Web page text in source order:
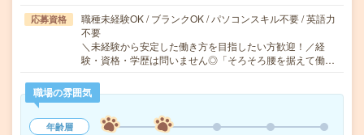
応募資格
職種未経験OK / ブランクOK / パソコンスキル不要 / 英語力
不要
＼未経験から安定した働き方を目指したい方歓迎！／経
験・資格・学歴は問いません◎「そろそろ腰を据えて働…
職場の雰囲気
年齢層